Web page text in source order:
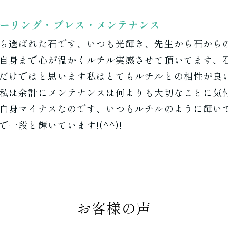
ング・ブレス・メンテナンス
選ばれた石です、いつも光輝き、先生から石か
身まで心が温かくルチル実感させて頂いてます
ではと思います私はとてもルチルとの相性が良
は余計にメンテナンスは何よりも大切なことに
身マイナスなのです、いつもルチルのように輝
一段と輝いています!(^^)!
お客様の声